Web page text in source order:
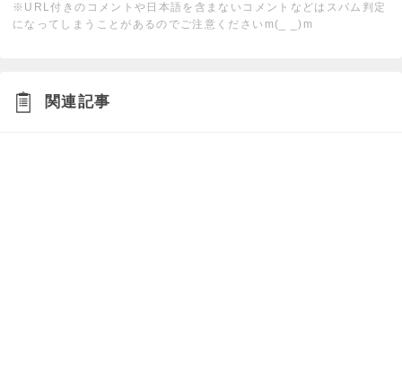
※URL付きのコメントや日本語を含まないコメントなどはスパム判定
になってしまうことがあるのでご注意くださいm(_ _)m
関連記事